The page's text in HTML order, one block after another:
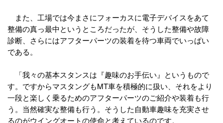
また、工場では今まさにフォーカスに電子デバイスをあて
整備の真っ最中というところだったが、そうした整備や故障
診断、さらにはアフターパーツの装着を待つ車両でいっぱい
である。
「我々の基本スタンスは『趣味のお手伝い』というもので
す。ですからマスタングもMT車を積極的に扱い、それをより
一段と楽しく乗るためのアフターパーツのご紹介や装着も行
う。当然確実な整備も行う。そうした自動車趣味を充実させ
るのがウイングオートの使命と考えているのです。